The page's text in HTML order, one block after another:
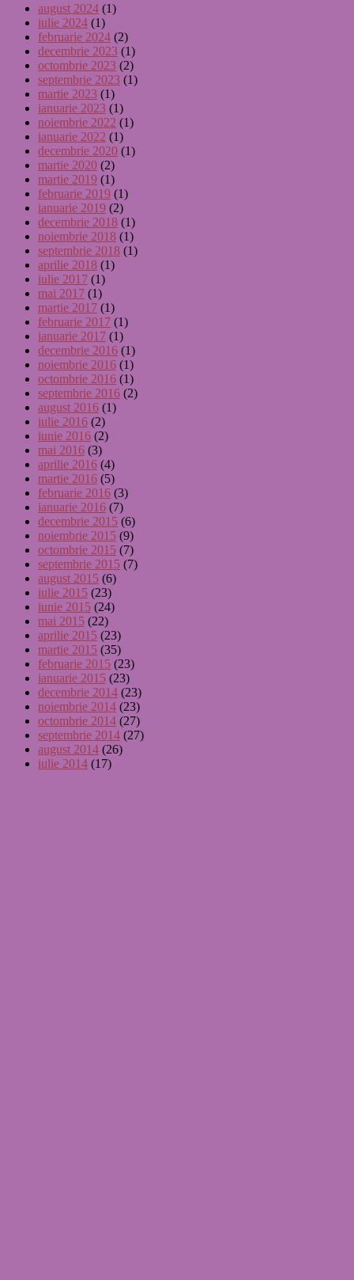
august 2024 (1)
iulie 2024 (1)
februarie 2024 (2)
decembrie 2023 (1)
octombrie 2023 (2)
septembrie 2023 (1)
martie 2023 (1)
ianuarie 2023 (1)
noiembrie 2022 (1)
ianuarie 2022 (1)
decembrie 2020 (1)
martie 2020 (2)
martie 2019 (1)
februarie 2019 (1)
ianuarie 2019 (2)
decembrie 2018 (1)
noiembrie 2018 (1)
septembrie 2018 (1)
aprilie 2018 (1)
iulie 2017 (1)
mai 2017 (1)
martie 2017 (1)
februarie 2017 (1)
ianuarie 2017 (1)
decembrie 2016 (1)
noiembrie 2016 (1)
octombrie 2016 (1)
septembrie 2016 (2)
august 2016 (1)
iulie 2016 (2)
iunie 2016 (2)
mai 2016 (3)
aprilie 2016 (4)
martie 2016 (5)
februarie 2016 (3)
ianuarie 2016 (7)
decembrie 2015 (6)
noiembrie 2015 (9)
octombrie 2015 (7)
septembrie 2015 (7)
august 2015 (6)
iulie 2015 (23)
iunie 2015 (24)
mai 2015 (22)
aprilie 2015 (23)
martie 2015 (35)
februarie 2015 (23)
ianuarie 2015 (23)
decembrie 2014 (23)
noiembrie 2014 (23)
octombrie 2014 (27)
septembrie 2014 (27)
august 2014 (26)
iulie 2014 (17)